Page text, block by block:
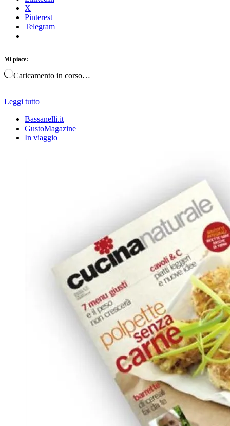
X
Pinterest
Telegram
Mi piace:
Caricamento in corso…
Leggi tutto
Bassanelli.it
GustoMagazine
In viaggio